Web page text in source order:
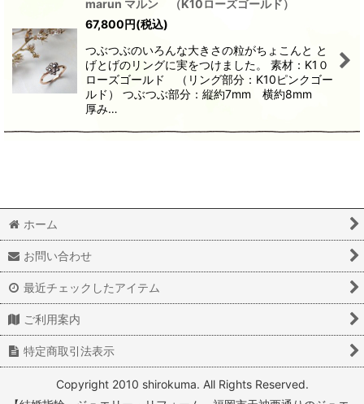
marun マルン （K10ローズゴールド）
67,800円(税込)
つぶつぶのいろんな大きさの粒がちょこんと と
げとげのリングに実をつけました。 素材：K1０
ローズゴールド （リング部分：K10ピンクゴー
ルド） つぶつぶ部分：縦約7mm 横約8mm
厚み…
ホーム
お問い合わせ
最近チェックしたアイテム
ご利用案内
特定商取引法表示
Copyright 2010 shirokuma. All Rights Reserved.